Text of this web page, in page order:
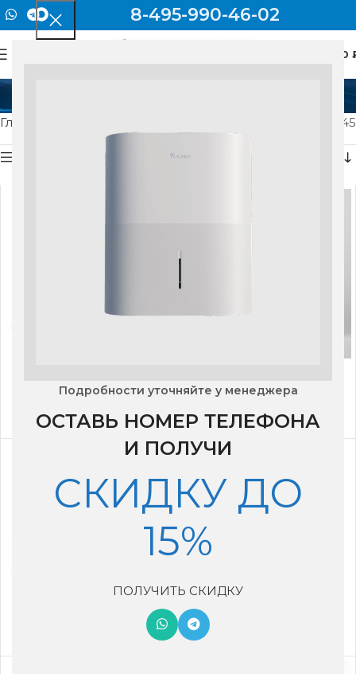
Подробности уточняйте у менеджера
ОСТАВЬ НОМЕР ТЕЛЕФОНА
И ПОЛУЧИ
СКИДКУ ДО
15%
ПОЛУЧИТЬ СКИДКУ
8-495-990-46-02
0
Главная Отображение 13–24 из 45
Показать боковую панель
Family
66,010₽
16,500₽
Xiaomi Smartmi Fresh
Бризер Aeropac SN